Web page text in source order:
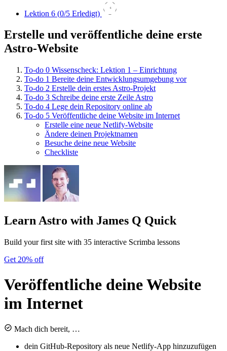
Lektion 6 (0/5 Erledigt)
6
Erstelle und veröffentliche deine erste
Astro-Website
To-do 0 Wissenscheck: Lektion 1 – Einrichtung
To-do 1 Bereite deine Entwicklungsumgebung vor
To-do 2 Erstelle dein erstes Astro-Projekt
To-do 3 Schreibe deine erste Zeile Astro
To-do 4 Lege dein Repository online ab
To-do 5 Veröffentliche deine Website im Internet
Erstelle eine neue Netlify-Website
Ändere deinen Projektnamen
Besuche deine neue Website
Checkliste
Learn Astro with James Q Quick
Build your first site with 35 interactive Scrimba lessons
Get 20% off
Veröffentliche deine Website
im Internet
Mach dich bereit, …
dein GitHub-Repository als neue Netlify-App hinzuzufügen